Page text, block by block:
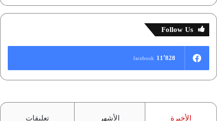
Follow Us
11٬828 facebook
الأخيرة الأشهر تعليقات